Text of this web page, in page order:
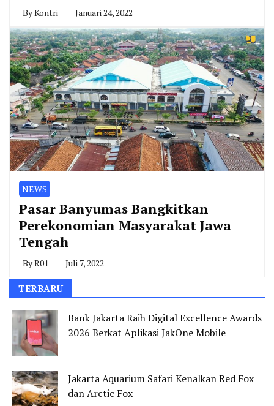
ByKontri Januari 24, 2022
NEWS
Pasar Banyumas Bangkitkan
Perekonomian Masyarakat Jawa
Tengah
ByR01 Juli 7, 2022
TERBARU
Bank Jakarta Raih Digital Excellence Awards
2026 Berkat Aplikasi JakOne Mobile
Jakarta Aquarium Safari Kenalkan Red Fox
dan Arctic Fox